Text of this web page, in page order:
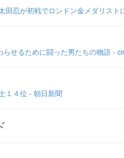
田忍が初戦でロンドン金メダリスト
らせるために闘った男たちの物語 -
１４位 - 朝日新聞